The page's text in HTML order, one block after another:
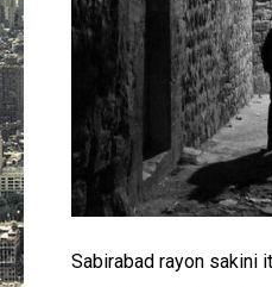
Sabirabad rayon sakini